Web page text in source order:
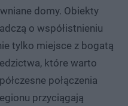
domy. Obiekty
o współistnieniu
tylko miejsce z bogatą
które warto
połączenia
przyciągają